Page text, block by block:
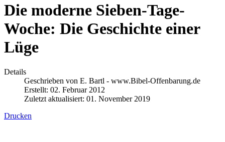
Die moderne Sieben-Tage-
Woche: Die Geschichte einer
Lüge
Details
Geschrieben von E. Bartl - www.Bibel-Offenbarung.de
Erstellt: 02. Februar 2012
Zuletzt aktualisiert: 01. November 2019
Drucken